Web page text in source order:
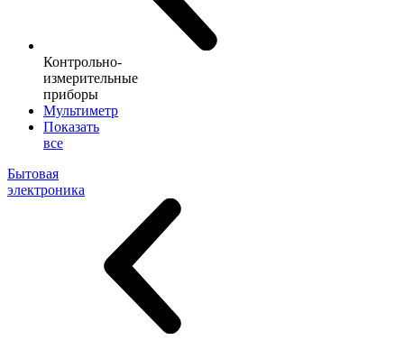
Контрольно-
измерительные
приборы
Мультиметр
Показать
все
Бытовая
электроника